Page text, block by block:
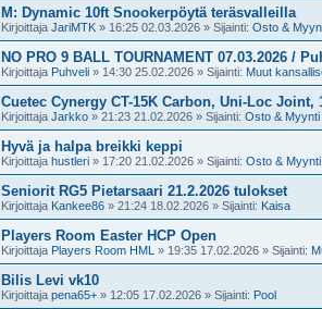
M: Dynamic 10ft Snookerpöytä teräsvalleilla
Kirjoittaja JariMTK » 16:25 02.03.2026 » Sijainti: Osto &
NO PRO 9 BALL TOURNAMENT 07.03.2026 /
Kirjoittaja Puhveli » 14:30 25.02.2026 » Sijainti: Muut
Cuetec Cynergy CT-15K Carbon, Uni-Loc Joint,
Kirjoittaja Jarkko » 21:23 21.02.2026 » Sijainti: Osto & Myynti
Hyvä ja halpa breikki keppi
Kirjoittaja hustleri » 17:20 21.02.2026 » Sijainti: Osto & Myynti
Seniorit RG5 Pietarsaari 21.2.2026 tulokset
Kirjoittaja Kankee86 » 21:24 18.02.2026 » Sijainti: Kaisa
Players Room Easter HCP Open
Kirjoittaja Players Room HML » 19:35 17.02.2026 » Sijainti:
Bilis Levi vk10
Kirjoittaja pena65+ » 12:05 17.02.2026 » Sijainti: Pool